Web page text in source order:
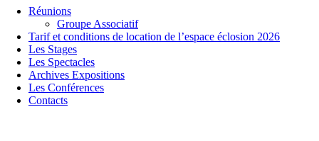
Réunions
Groupe Associatif
Tarif et conditions de location de l’espace éclosion 2026
Les Stages
Les Spectacles
Archives Expositions
Les Conférences
Contacts